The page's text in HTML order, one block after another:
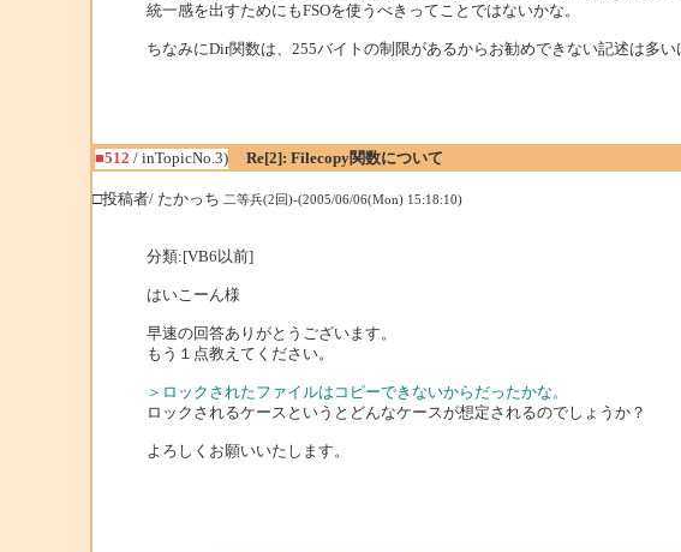
統一感を出すためにもFSOを使うべきってことではないかな。
ちなみにDir関数は、255バイトの制限があるからお勧めできない記述は多
■512 / inTopicNo.3)
Re[2]: Filecopy関数について
□投稿者/ たかっち 二等兵(2回)-(2005/06/06(Mon) 15:18:10)
分類:[VB6以前]
はいこーん様
早速の回答ありがとうございます。
もう１点教えてください。
＞ロックされたファイルはコピーできないからだったかな。
ロックされるケースというとどんなケースが想定されるのでしょうか？
よろしくお願いいたします。